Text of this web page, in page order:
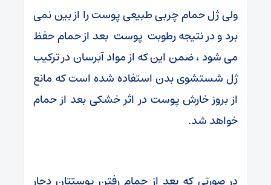
ولی ژل حمام چربی طبیعی پوست را از بین نمی
برد و در نتیجه رطوبت پوست بعد از حمام حفظ
می شود ، ضمن این که از مواد آبرسان در ترکیب
ژل شستشوی بدن استفاده شده است که مانع
از بروز خارش پوست در اثر خشکی بعد از حمام
خواهد شد.
در صورتی که بعد از حمام رفتن پوستتان دچار